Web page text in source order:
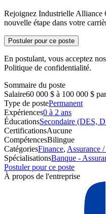
Rejoignez Industrielle Alliance
nouvelle étape dans votre
Postuler pour ce poste
En postulant, vous acceptez
Politique de confidentialité.
Sommaire du poste
Salaire60 000 $ à 100 000 $
Type de postePermanent
Expériences0 à 2 ans
ÉducationsSecondaire (DES,
CertificationsAucune
CompétencesBilingue
CatégoriesFinance, Assurance
SpécialisationsBanque -
Postuler pour ce poste
À propos de l'entreprise